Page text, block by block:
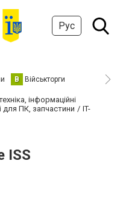
Рус
В Військторги
інформаційні
ПК, запчастини
IT-
ISS